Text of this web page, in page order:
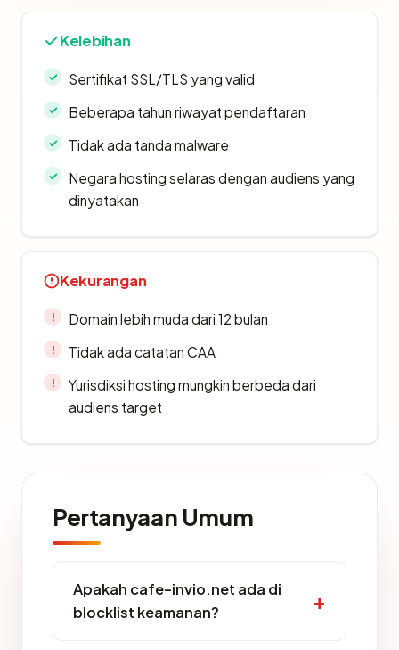
Kelebihan
Sertifikat SSL/TLS yang valid
Beberapa tahun riwayat pendaftaran
Tidak ada tanda malware
Negara hosting selaras dengan audiens yang
dinyatakan
Kekurangan
Domain lebih muda dari 12 bulan
Tidak ada catatan CAA
Yurisdiksi hosting mungkin berbeda dari
audiens target
Pertanyaan Umum
Apakah cafe-invio.net ada di
blocklist keamanan?